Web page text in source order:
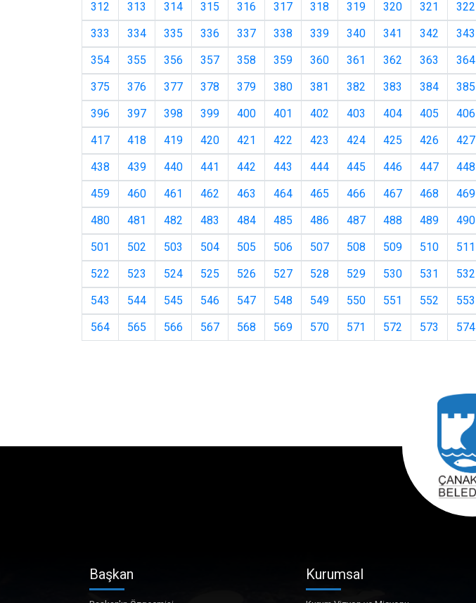
312
313 314 315 316 317 318 319 320 321 322
333
334 335 336 337 338 339 340 341 342 343
354
355 356 357 358 359 360 361 362 363 364
375
376 377 378 379 380 381 382 383 384 385
396
397 398 399 400 401 402 403 404 405 406
417
418 419 420 421 422 423 424 425 426 427
438
439 440 441 442 443 444 445 446 447 448
459
460 461 462 463 464 465 466 467 468 469
480
481 482 483 484 485 486 487 488 489 490
501
502 503 504 505 506 507 508 509 510 511
522
523 524 525 526 527 528 529 530 531 532
543
544 545 546 547 548 549 550 551 552 553
564
565 566 567 568 569 570 571 572 573 574
Başkan Kurumsal